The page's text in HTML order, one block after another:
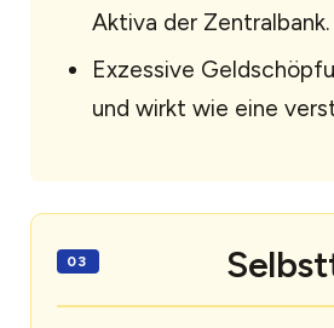
Aktiva der Zentralbank.
Exzessive
und wirkt wie eine